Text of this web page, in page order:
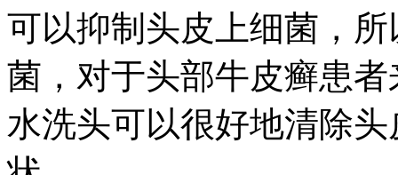
可以抑制头皮上细菌，
菌，对于头部牛皮癣患
水洗头可以很好地清除